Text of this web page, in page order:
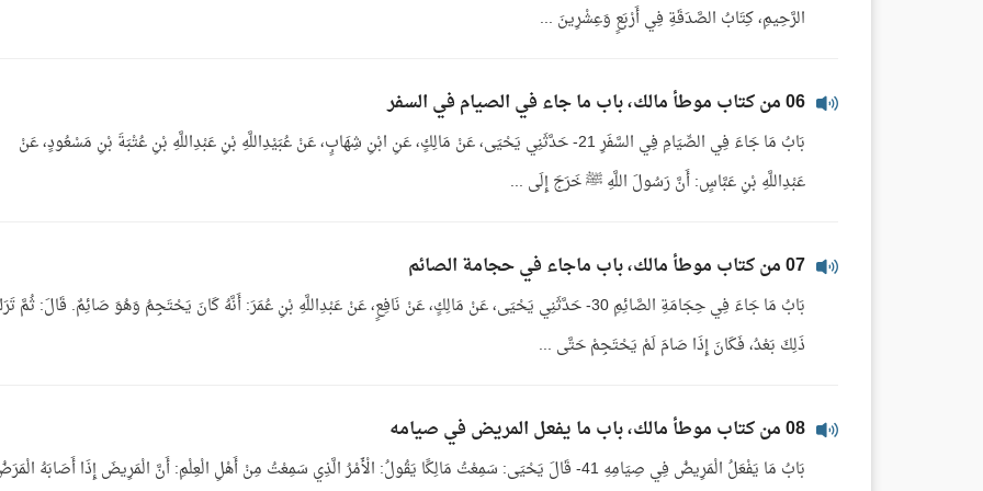
الرَّحِيمِ، كِتَابُ الصَّدَقَةِ فِي أَرْبَعٍ وَعِشْرِينَ ...
06 من كتاب موطأ مالك، باب ما جاء في الصيام في السفر
بَابُ مَا جَاءَ فِي الصِّيَامِ فِي السَّفَرِ 21- حَدَّثَنِي يَحْيَى، عَنْ مَالِكٍ، عَنِ ابْنِ شِهَابٍ، عَنْ عُبَيْدِاللَّهِ بْنِ عَبْدِاللَّهِ بْنِ عُتْبَةَ بْنِ مَسْعُودٍ، عَنْ
عَبْدِاللَّهِ بْنِ عَبَّاسٍ: أَنَّ رَسُولَ اللَّهِ ﷺ خَرَجَ إِلَى ...
07 من كتاب موطأ مالك، باب ماجاء في حجامة الصائم
بَابُ مَا جَاءَ فِي حِجَامَةِ الصَّائِمِ 30- حَدَّثَنِي يَحْيَى، عَنْ مَالِكٍ، عَنْ نَافِعٍ، عَنْ عَبْدِاللَّهِ بْنِ عُمَرَ: أَنَّهُ كَانَ يَحْتَجِمُ وَهُوَ صَائِمٌ. قَالَ: ثُمَّ
ذَلِكَ بَعْدُ، فَكَانَ إِذَا صَامَ لَمْ يَحْتَجِمْ حَتَّى ...
08 من كتاب موطأ مالك، باب ما يفعل المريض في صيامه
بَابُ مَا يَفْعَلُ الْمَرِيضُ فِي صِيَامِهِ 41- قَالَ يَحْيَى: سَمِعْتُ مَالِكًا يَقُولُ: الْأَمْرُ الَّذِي سَمِعْتُ مِنْ أَهْلِ الْعِلْمِ: أَنَّ الْمَرِيضَ إِذَا أَصَابَهُ